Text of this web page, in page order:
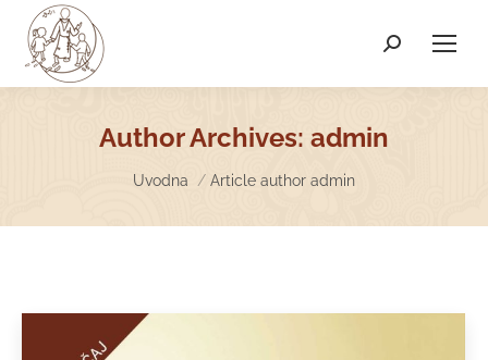
Search:
Author Archives: admin
You are here:
Uvodna Article author admin